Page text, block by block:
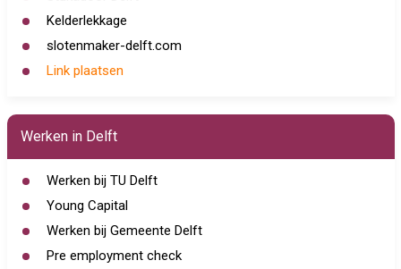
Kelderlekkage
slotenmaker-delft.com
Link plaatsen
Werken in Delft
Werken bij TU Delft
Young Capital
Werken bij Gemeente Delft
Pre employment check